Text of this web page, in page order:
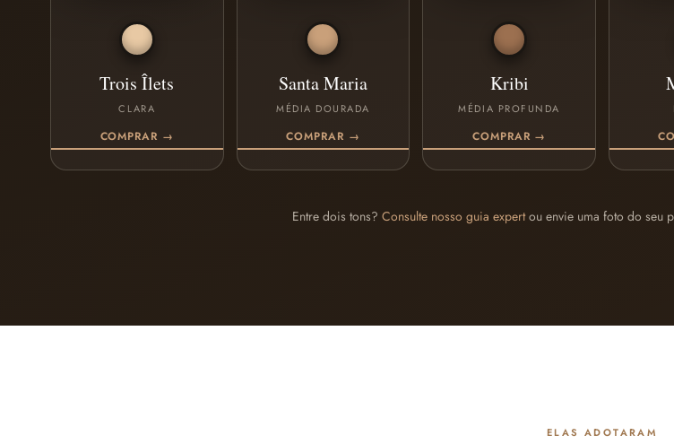
Trois Îlets
CLARA
COMPRAR →
Santa Maria
MÉDIA DOURADA
COMPRAR →
Kribi
MÉDIA PROFUNDA
COMPRAR →
Entre dois tons? Consulte nosso guia expertou envie uma foto do seu
ELAS ADOTARAM